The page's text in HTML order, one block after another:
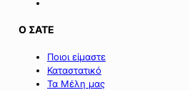
Ο ΣΑΤΕ
Ποιοι είμαστε
Καταστατικό
Τα Μέλη μας